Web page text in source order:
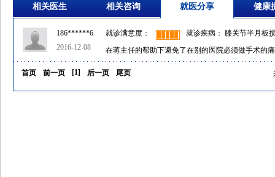
相关医生 相关咨询 就医分享 健康
186******6
2016-12-08
就诊满意度：
就诊疾病： 膝关节半月板
在蒋主任的帮助下避免了在别的医院必须做手术的
首页 前一页 [1] 后一页 尾页